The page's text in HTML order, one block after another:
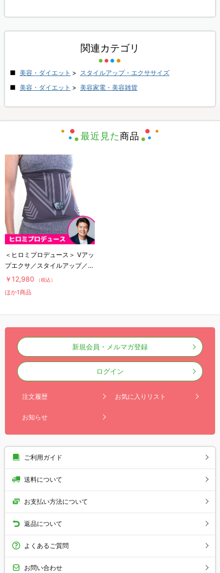
関連カテゴリ
美容・ダイエット >
スタイルアップ・エクササイズ
美容・ダイエット > 美容家電・美容雑貨
最近見た商品
＜ヒロミプロデュース＞ Vアッ
プエクサ／スタイルアップ／お
腹用EMS
￥12,980 （税込）
ほか1商品
新規会員・メルマガ登録
ログイン
注文履歴 お気に入りリスト
お知らせ
ご利用ガイド
送料について
お支払い方法について
返品について
よくあるご質問
お問い合わせ